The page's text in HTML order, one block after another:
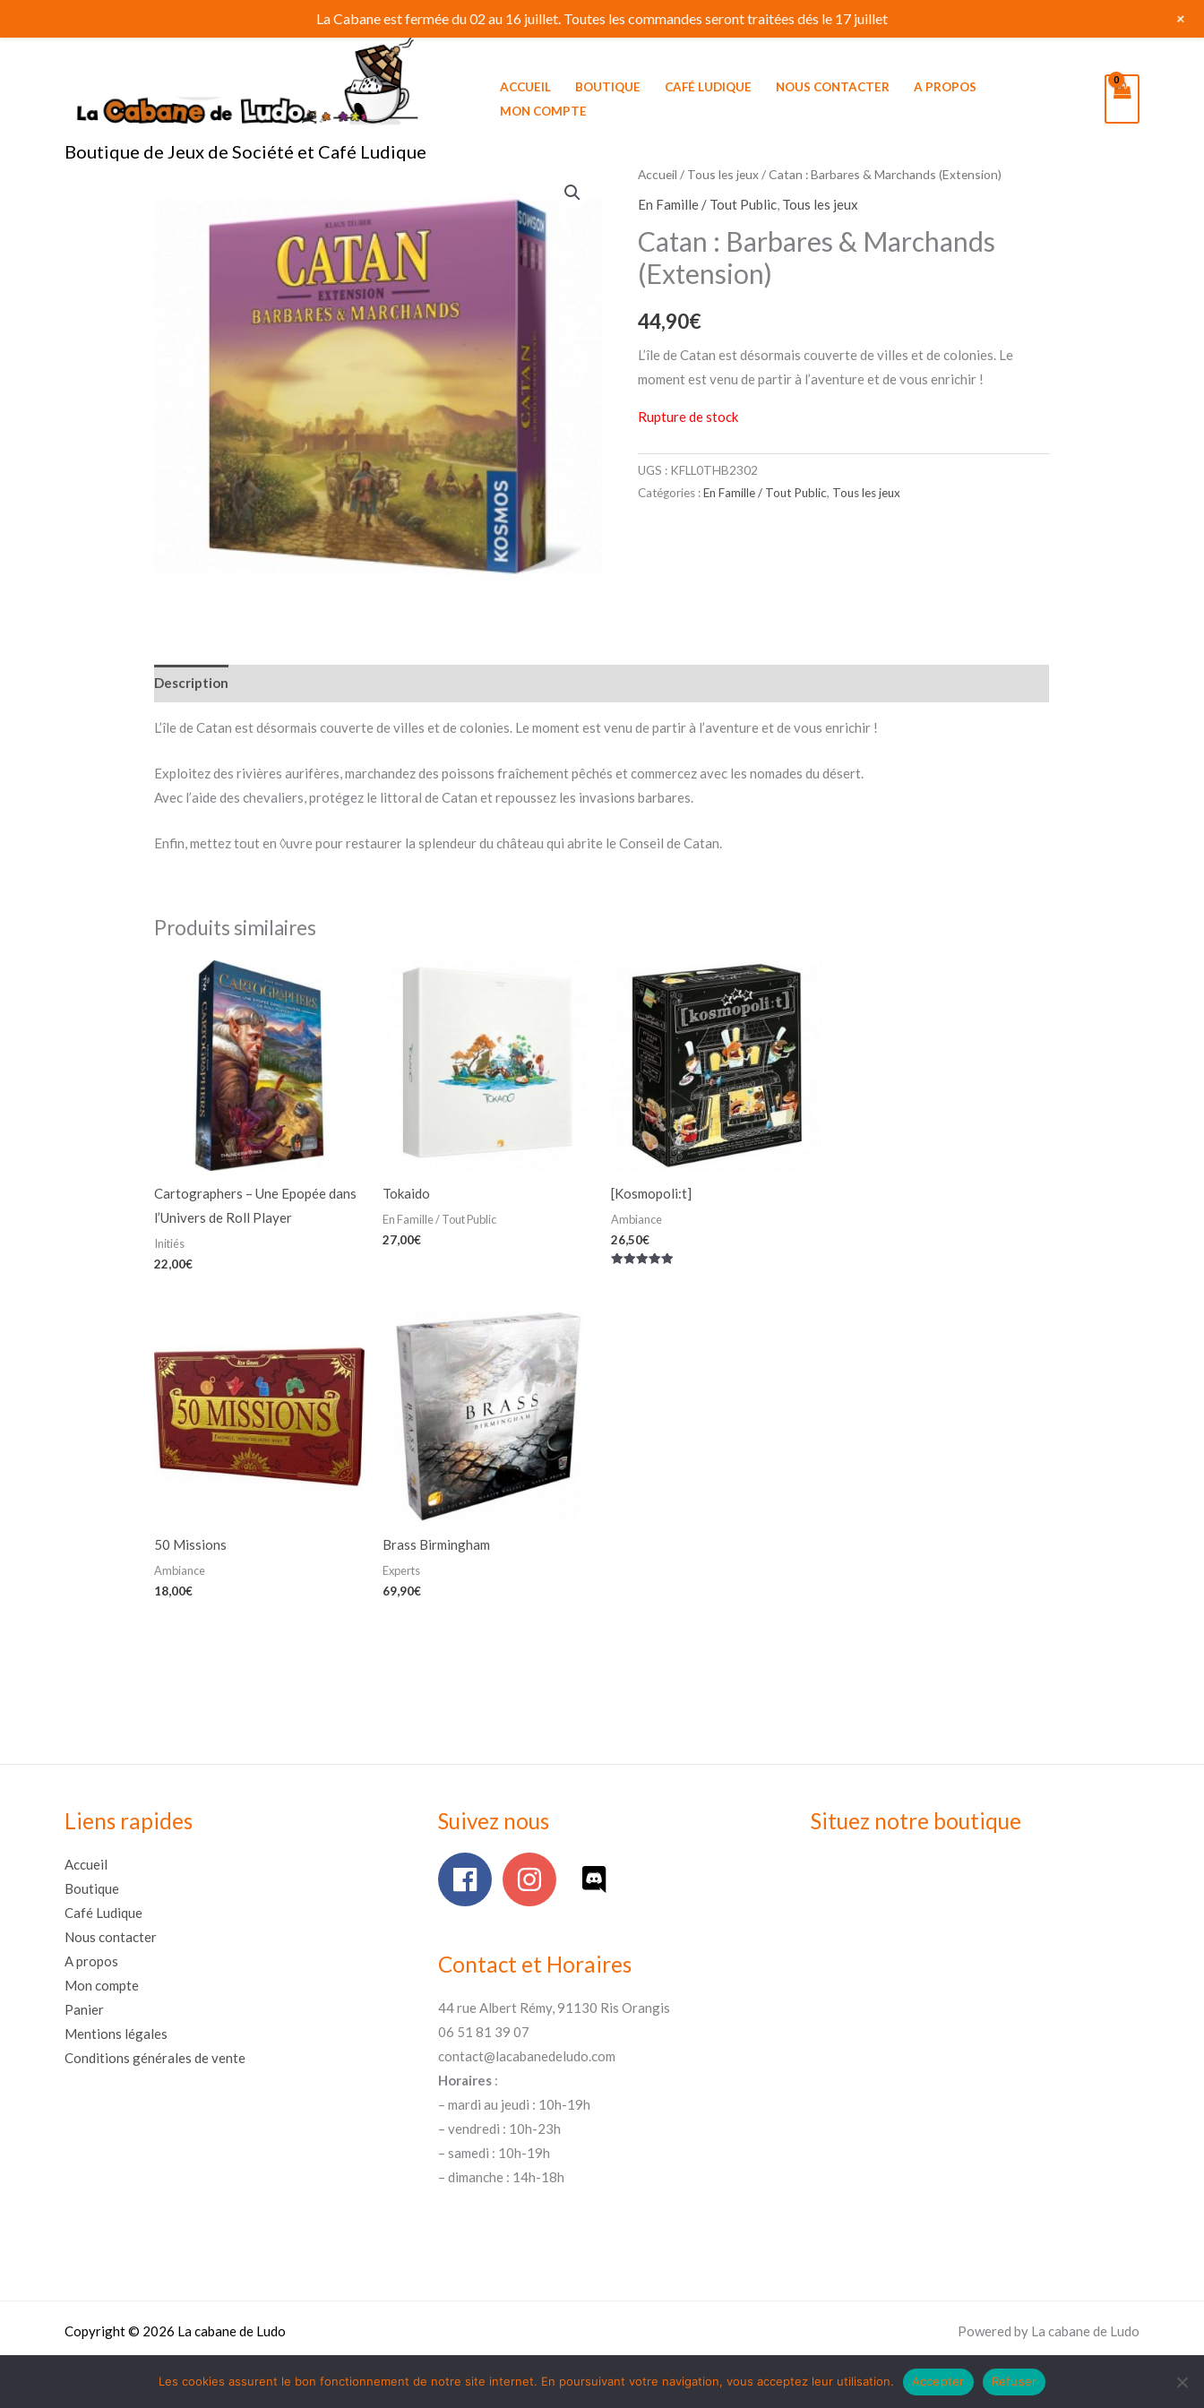
au
Boutique de Jeux de Société et Café Ludique
ACCUEIL BOUTIQUE CAFÉ LUDIQUE NOUS CONTACTER
A PROPOS
MON COMPTE
Accueil / Tous les jeux/ Catan : Barbares & Marchands (Extension)
En Famille / Tout Public, Tous les jeux
Catan : Barbares & Marchands
(Extension)
44,90€
L’île de Catan est désormais couverte de villes et de colonies. Le
moment est venu de partir à l’aventure et de vous enrichir !
Rupture de stock
UGS : KFLL0THB2302
Catégories :En Famille / Tout Public, Tous les jeux
Description
L’île de Catan est désormais couverte de villes et de colonies. Le moment est venu de partir à l’aventure et de vous enrichir !
Exploitez des rivières aurifères, marchandez des poissons fraîchement pêchés et commercez avec les nomades du désert.
Avec l’aide des chevaliers, protégez le littoral de Catan et repoussez les invasions barbares.
Enfin, mettez tout en ◊uvre pour restaurer la splendeur du château qui abrite le Conseil de Catan.
Produits similaires
Cartographers – Une Epopée dans
l’Univers de Roll Player
Initiés
22,00€
Tokaido
En Famille / Tout Public
27,00€
[Kosmopoli:t]
Ambiance
26,50€
50 Missions
Ambiance
18,00€
Brass Birmingham
Experts
69,90€
Liens rapides
Accueil
Boutique
Café Ludique
Nous contacter
A propos
Mon compte
Panier
Mentions légales
Conditions générales de vente
Suivez nous
Contact et Horaires
44 rue Albert Rémy, 91130 Ris Orangis
06 51 81 39 07
contact@lacabanedeludo.com
Horaires:
– mardi au jeudi : 10h-19h
– vendredi : 10h-23h
– samedi : 10h-19h
– dimanche : 14h-18h
Situez notre boutique
Copyright © 2026 La cabane de Ludo Powered by La cabane de Ludo
La Cabane est fermée du 02 au 16 juillet. Toutes les commandes seront traitées dés le 17 juillet +
Les cookies assurent le bon fonctionnement de notre site internet. En poursuivant votre navigation, vous acceptez leur utilisation. Accepter Refuser